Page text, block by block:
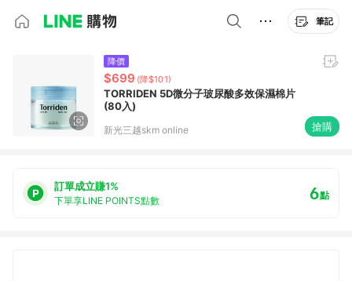
筆記
降價
$699 (降$101)
TORRIDEN 5D微分子玻尿酸多效保濕棉片
(80入)
新光三越skm online 搶購
訂單成立賺1%
下單享LINE POINTS點數 6點